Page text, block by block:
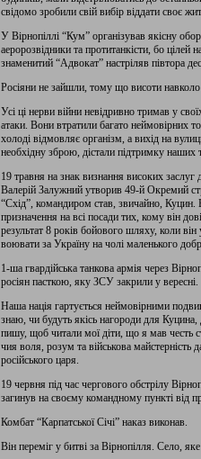
свідомо зробили свій вибір віддати своє
У Вірнопіллі “Кум” організував якісну
аеророзвідники та протитанкісти, бо цілей
знаменитий “Адвокат” настріляв півтора
Росіяни не зайшли, тому що висоти навколо
Усі ці нерви війни невідривно тримав у
атаки. Вони втратили багато неймовірних
холоді відмовляє організм, а вихід на
необхідну зброю, дістали підтримку наших
19 травня на знак визнання високих
Валерій Залужний утворив 49-й Окремий
“Схід”, командиром став, звичайно, Куцин.
призначення на всі посади тих, кому він
результат 8 років бойового шляху, коли
воювати за Україну на чолі маленького
1-ша гвардійська танкова армія через
росіян пасткою, яку ЗСУ закрили у
Наша нація гартується неймовірними
знаю, чи будуть якісь нагороди для
пишу, щоб читали мої діти, що я мав честь
чия воля, розум та військова
російського царя.
19 червня під час чергового обстрілу
загинув на своєму командному пункті від
Комбат “Карпатської Січі” наказ виконав.
Він переміг у битві за Вірнопілля. Село,